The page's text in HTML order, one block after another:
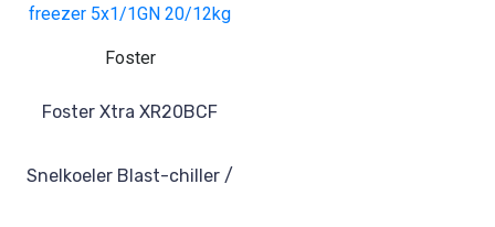
Foster
Foster Xtra XR20BCF
Snelkoeler Blast-chiller /